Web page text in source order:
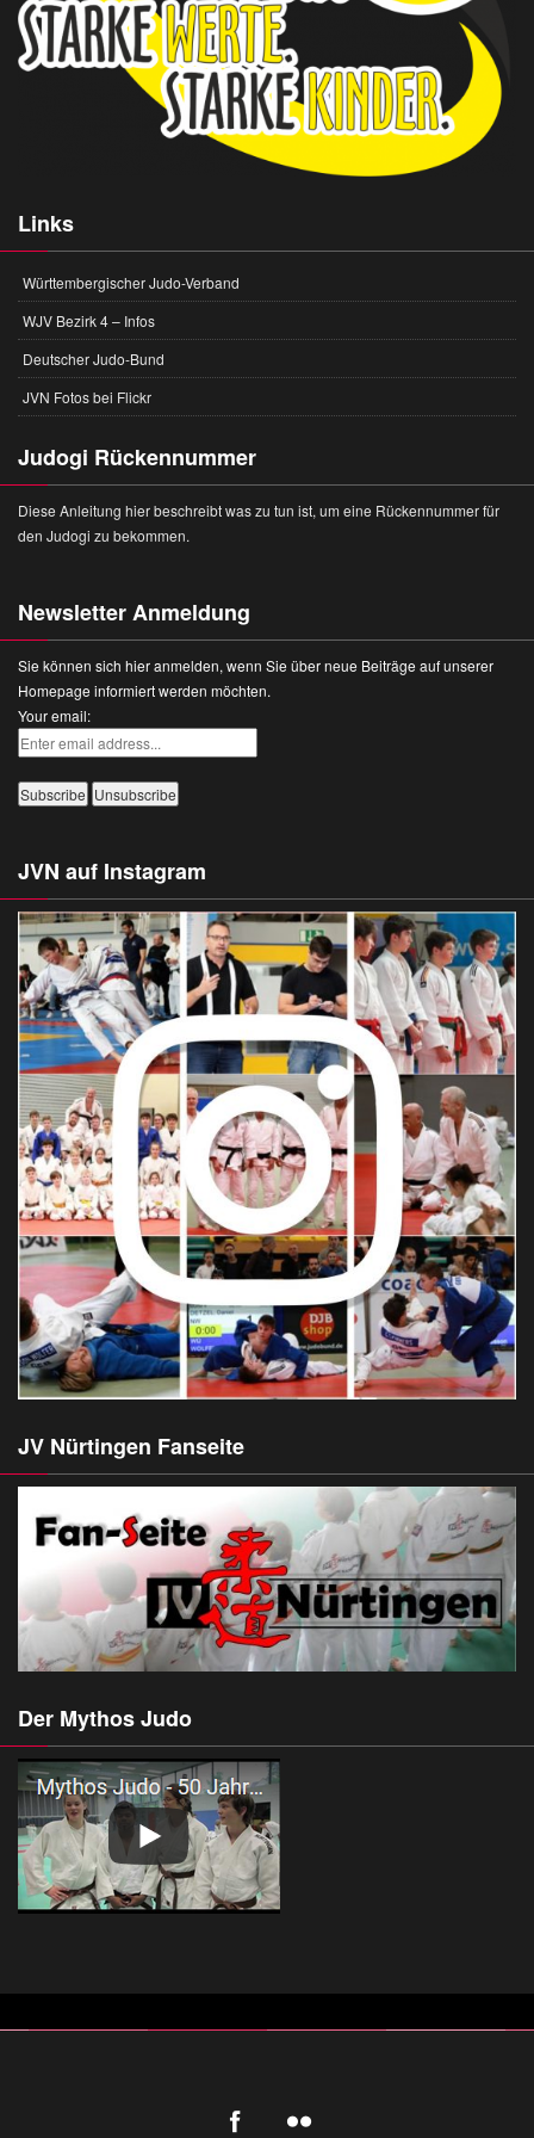
Links
Württembergischer Judo-Verband
WJV Bezirk 4 – Infos
Deutscher Judo-Bund
JVN Fotos bei Flickr
Judogi Rückennummer
Diese Anleitung hier beschreibt was zu tun ist, um eine Rückennummer für
den Judogi zu bekommen.
Newsletter Anmeldung
Sie können sich hier anmelden, wenn Sie über neue Beiträge auf unserer
Homepage informiert werden möchten.
Your email:
JVN auf Instagram
JV Nürtingen Fanseite
Der Mythos Judo